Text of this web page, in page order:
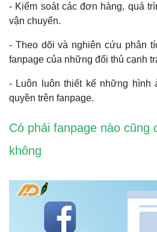
- Kiểm soát các đơn hàng, quá
vận chuyển.
- Theo dõi và nghiên cứu phân
fanpage của những đối thủ cạnh
- Luôn luôn thiết kế những hình
quyền trên fanpage.
Có phải fanpage nào cũng
không